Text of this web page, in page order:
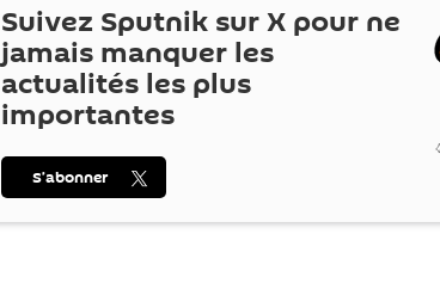
Suivez Sputnik surX pour ne
jamais manquer les
actualités les plus
importantes
S’abonner